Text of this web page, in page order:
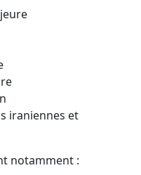
iraniennes et
notamment :